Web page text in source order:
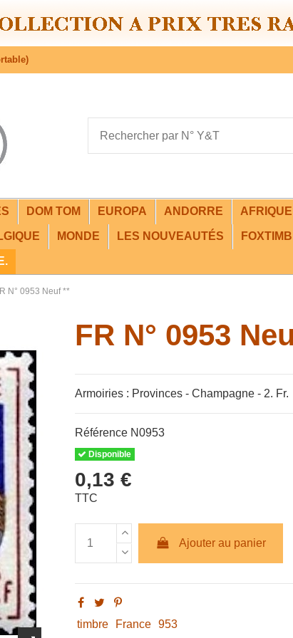
DOM TOM EUROPA ANDORRE
MONDE LES NOUVEAUTÉS
N° 0953 Neuf **
FR N° 0953
Armoiries : Provinces - Champagne - 2. Fr.
Référence N0953
Disponible
0,13 €
TTC
Ajouter au panier
timbre France 953